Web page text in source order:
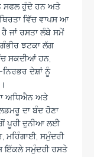
ਸਫਲ ਹੁੰਦੇ ਹਨ ਅਤੇ
ਵਿੱਚ ਵਾਪਸ ਆ
ਜਾਂ ਰਸਤਾ ਲੰਬੇ ਸਮੇਂ
ਝਟਕਾ ਲੱਗ
ਸਕਦੀਆਂ ਹਨ,
ਦੇਸ਼ਾਂ ਨੂੰ
ਅਧਿਐਨ ਅਤੇ
ਦਾ ਬੰਦ ਹੋਣਾ
ਪੂਰੀ ਦੁਨੀਆ ਲਈ
ਮਹਿੰਗਾਈ, ਸਮੁੰਦਰੀ
ਇੱਕਲੇ ਸਮੁੰਦਰੀ ਰਸਤੇ